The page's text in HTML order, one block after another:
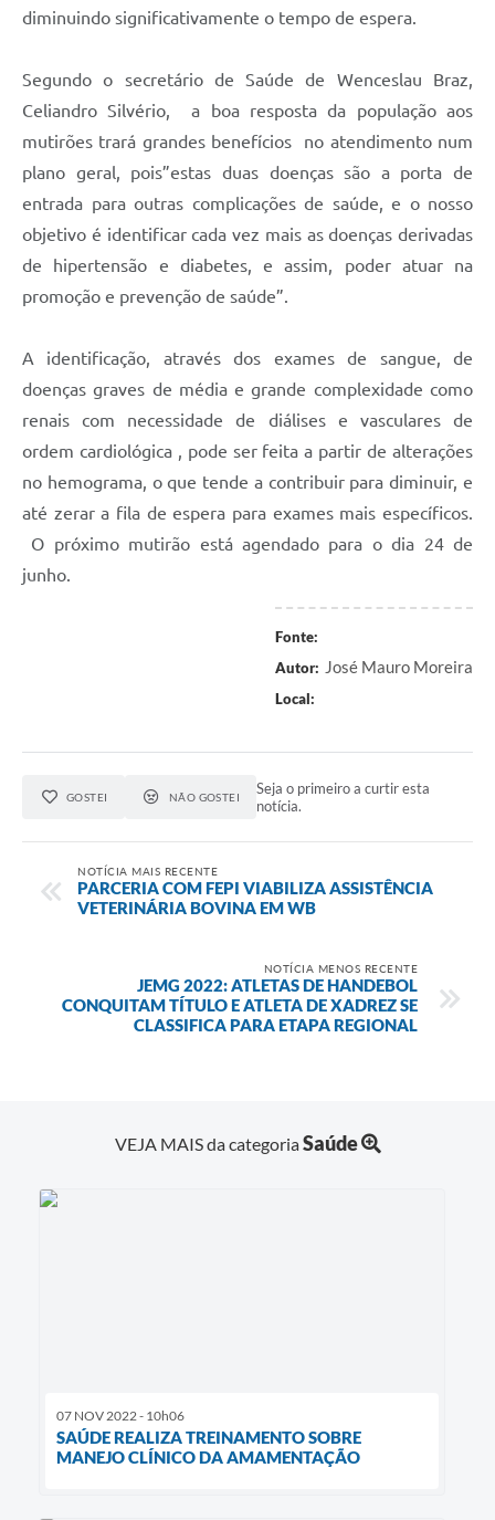
diminuindo significativamente o tempo de espera.
Segundo o secretário de Saúde de Wenceslau Braz,
Celiandro Silvério, a boa resposta da população aos
mutirões trará grandes benefícios no atendimento num
plano geral, pois”estas duas doenças são a porta de
entrada para outras complicações de saúde, e o nosso
objetivo é identificar cada vez mais as doenças derivadas
de hipertensão e diabetes, e assim, poder atuar na
promoção e prevenção de saúde”.
A identificação, através dos exames de sangue, de
doenças graves de média e grande complexidade como
renais com necessidade de diálises e vasculares de
ordem cardiológica , pode ser feita a partir de alterações
no hemograma, o que tende a contribuir para diminuir, e
até zerar a fila de espera para exames mais específicos.
O próximo mutirão está agendado para o dia 24 de
junho.
Fonte:
Autor: José Mauro Moreira
Local:
GOSTEI NÃO GOSTEI
Seja o primeiro a curtir esta
notícia.
NOTÍCIA MAIS RECENTE
PARCERIA COM FEPI VIABILIZA ASSISTÊNCIA
VETERINÁRIA BOVINA EM WB
NOTÍCIA MENOS RECENTE
JEMG 2022: ATLETAS DE HANDEBOL
CONQUITAM TÍTULO E ATLETA DE XADREZ SE
CLASSIFICA PARA ETAPA REGIONAL
VEJA MAIS da categoriaSaúde
07 NOV 2022 - 10h06
SAÚDE REALIZA TREINAMENTO SOBRE
MANEJO CLÍNICO DA AMAMENTAÇÃO